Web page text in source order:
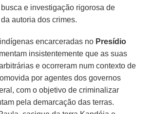
e investigação rigorosa de
autoria dos crimes.
encarceradas no Presídio
insistentemente que as suas
e ocorreram num contexto de
por agentes dos governos
com o objetivo de criminalizar
pela demarcação das terras.